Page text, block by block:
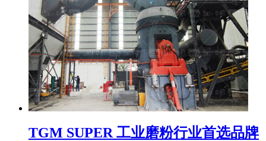
TGM SUPER 工业磨粉行业首选品牌